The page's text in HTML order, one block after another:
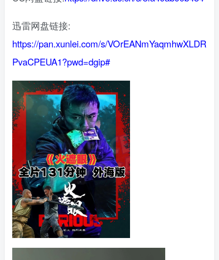
迅雷网盘链接:
https://pan.xunlei.com/s/VOrEANmYaqmhwXLDR
PvaCPEUA1?pwd=dgip#